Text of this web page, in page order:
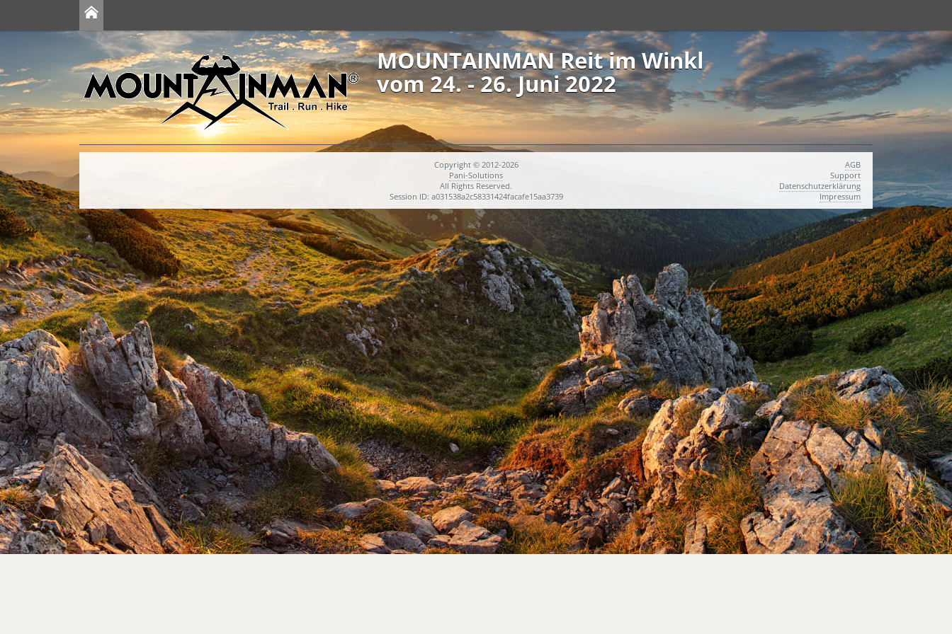
MOUNTAINMAN Reit im Winkl
vom 24. - 26. Juni 2022
Copyright © 2012-2026
Pani-Solutions
All Rights Reserved.
Session ID: a031538a2c58331424facafe15aa3739
AGB
Support
Datenschutzerklärung
Impressum